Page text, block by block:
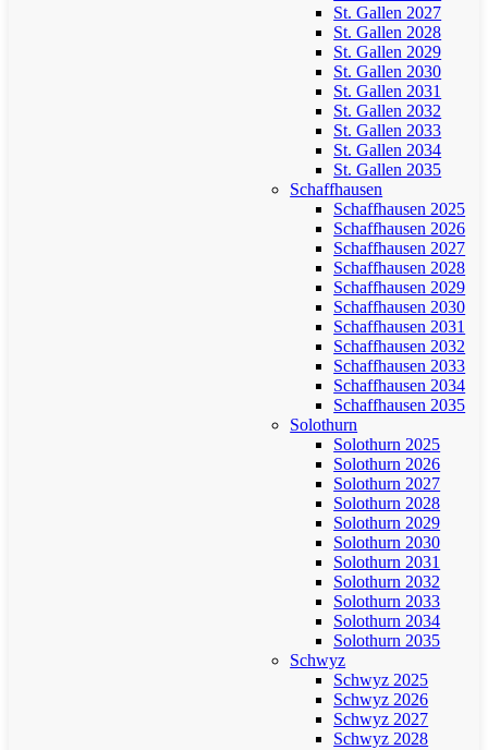
St. Gallen 2027
St. Gallen 2028
St. Gallen 2029
St. Gallen 2030
St. Gallen 2031
St. Gallen 2032
St. Gallen 2033
St. Gallen 2034
St. Gallen 2035
Schaffhausen
Schaffhausen 2025
Schaffhausen 2026
Schaffhausen 2027
Schaffhausen 2028
Schaffhausen 2029
Schaffhausen 2030
Schaffhausen 2031
Schaffhausen 2032
Schaffhausen 2033
Schaffhausen 2034
Schaffhausen 2035
Solothurn
Solothurn 2025
Solothurn 2026
Solothurn 2027
Solothurn 2028
Solothurn 2029
Solothurn 2030
Solothurn 2031
Solothurn 2032
Solothurn 2033
Solothurn 2034
Solothurn 2035
Schwyz
Schwyz 2025
Schwyz 2026
Schwyz 2027
Schwyz 2028